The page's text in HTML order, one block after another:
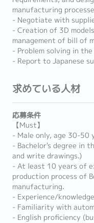
manufacturing
- Negotiate with
- Creation of 3D
management of bill of
- Problem solving in
- Report to Japanese
求めている人材
応募条件
【Must】
- Male only, age 30-50
- Bachelor's degree in
and write drawings.)
- At least 10 years of
production process of
manufacturing.
- Experience/
- Familiarity with
- English proficiency